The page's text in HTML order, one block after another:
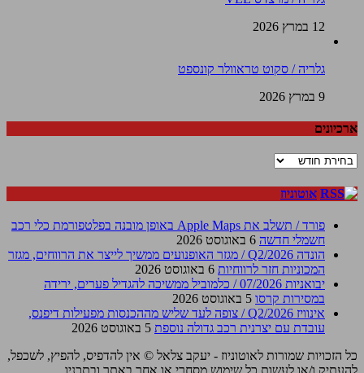
12 במרץ 2026
גלריה / סקוט טראוולר קונספט
9 במרץ 2026
ארכיונים
ארכיונים
אוטוניוז
פורד / תשלב את Apple Maps באופן מובנה בפלטפורמת כלי רכב
חשמלי חדשה 6 באוגוסט 2026
הונדה Q2/2026 / מגזר האופנועים ממשיך לייצר את הרווחים, מגזר
המכוניות חזר לרווחיות 6 באוגוסט 2026
יבואניות 07/2026 / כלמוביל ממשיכה להגדיל פערים, ירידה
במסירות קרסו 5 באוגוסט 2026
אינוויז Q2/2026 / צופה לעד שליש מההכנסות מפעילות דיפנס,
עובדת עם יצרנית רכב גדולה נוספת 5 באוגוסט 2026
כל הזכויות שמורות לאוטוניוז - יעקב צלאל © אין להדפיס, להפיץ, לשכפל,
להעתיק ו/או לעשות כל שימוש מסחרי או אחר באתר ובתכניו.